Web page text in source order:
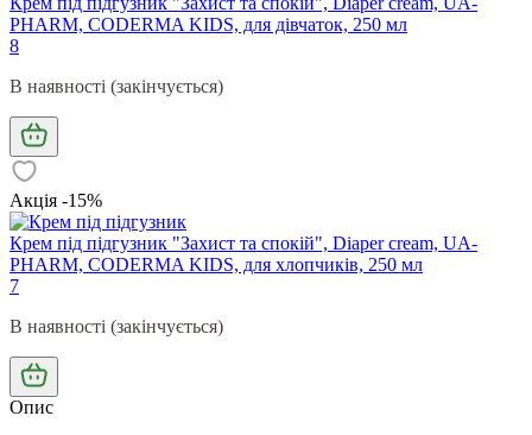
PHARM, CODERMA KIDS, для дівчаток, 250 мл
8
В наявності (закінчується)
Акція -15%
Крем під підгузник "Захист та спокій", Diaper cream, UA-
PHARM, CODERMA KIDS, для хлопчиків, 250 мл
7
В наявності (закінчується)
Опис